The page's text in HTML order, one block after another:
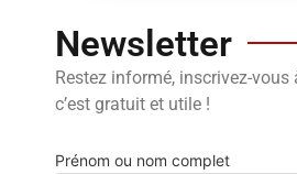
Newsletter
Restez informé, inscrivez-vous
c’est gratuit et utile !
Prénom ou nom complet